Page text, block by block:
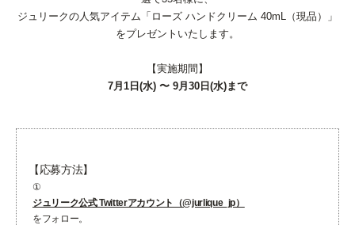
ジュリークの人気アイテム「ローズ ハンドクリーム 40mL（現品）」
をプレゼントいたします。
【実施期間】
7月1日(水) 〜 9月30日(水)まで
【応募方法】
①
ジュリーク公式 Twitterアカウント（@jurlique_jp）
をフォロー。